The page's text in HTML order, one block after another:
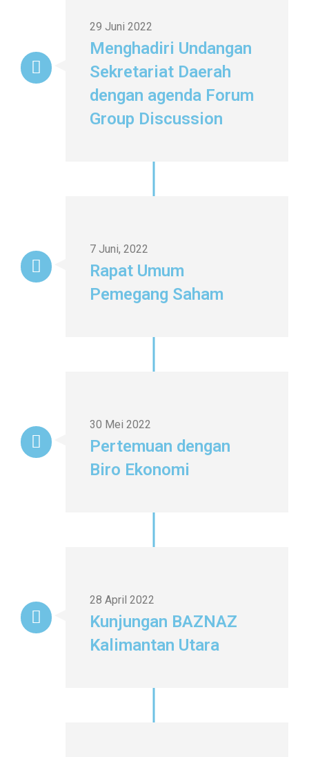
29 Juni 2022
Menghadiri Undangan
Sekretariat Daerah
dengan agenda Forum
Group Discussion
7 Juni, 2022
Rapat Umum
Pemegang Saham
30 Mei 2022
Pertemuan dengan
Biro Ekonomi
28 April 2022
Kunjungan BAZNAZ
Kalimantan Utara